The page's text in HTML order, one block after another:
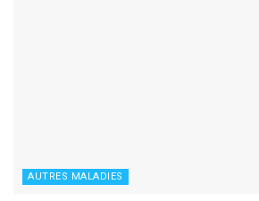
AUTRES MALADIES